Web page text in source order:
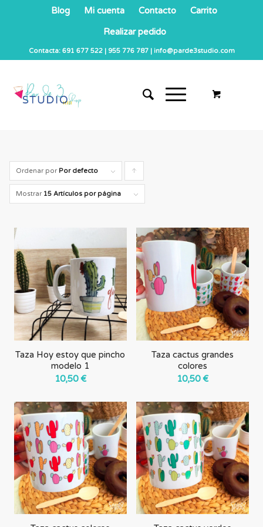
Blog Mi cuenta Contacto
Carrito
Realizar pedido
Contacta: 691 677 522 | 955 776 787 | info@parde3studio.com
Ordenar por Por defecto
cupones
forma
ascendente
Mostrar 15 Artículos por página
Taza Hoy estoy que pincho
modelo 1
10,50€
Taza cactus grandes
colores
10,50€